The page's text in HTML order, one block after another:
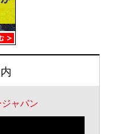
ャパン